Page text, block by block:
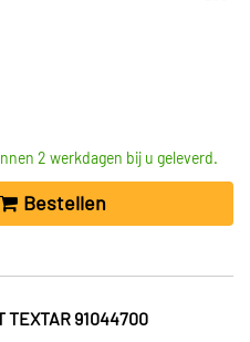
2 werkdagen bij u geleverd.
Bestellen
TEXTAR 91044700